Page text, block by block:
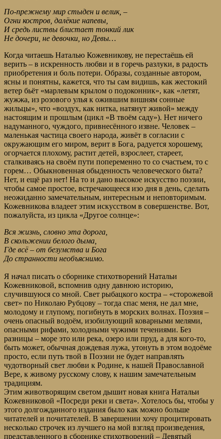
По-прежнему мир стыден и велик, –
Огни костров, далёкие напевы,
И средь листвы блистает тонкий лик
Не дочери, не девочки, но Девы…
Когда читаешь Наталью Кожевникову, не перестаёшь ей
верить – в искренность любви и в горечь разлуки, в радость
приобретения и боль потери. Образы, созданные автором,
ясны и понятны, кажется, что ты сам видишь, как жестокий
ветер бьёт «марлевым крылом о подоконник», как «летят,
жужжа, из розового улья к ожившим вишням сонные
жильцы», что «воздух, как нитка, натянут живой» между
настоящим и прошлым (цикл «В твоём саду»). Нет ничего
надуманного, чуждого, привнесённого извне. Человек –
маленькая частица своего народа, живёт в согласии с
окружающим его миром, верит в Бога, радуется хорошему,
огорчается плохому, растит детей, взрослеет, стареет,
сталкиваясь на своём пути попеременно то со счастьем, то с
горем… Обыкновенная обыденность человеческого быта?
Нет, и ещё раз нет! На то и дано высокое искусство поэзии,
чтобы самое простое, встречающееся изо дня в день, сделать
неожиданно замечательным, интересным и неповторимым.
Кожевникова владеет этим искусством в совершенстве. Вот,
пожалуйста, из цикла «Другое солнце»:
Вся жизнь, словно эта дорога,
В скольжении белого дыма,
Где всё – от безумства и Бога
До странности необъяснимо.
Я начал писать о сборнике стихотворений Натальи
Кожевниковой, вспомнив одну давнюю историю,
случившуюся со мной. Свет рыбацкого костра – «сторожевой
свет» по Николаю Рубцову – тогда спас меня, не дал мне,
молодому и глупому, погибнуть в морских волнах. Поэзия –
очень опасный водоём, изобилующий коварными мелями,
опасными рифами, холодными чужими течениями. Без
разницы – море это или река, озеро или пруд, а для кого-то,
быть может, обычная дождевая лужа, утонуть в этом водоёме
просто, если путь твой в Поэзии не будет направлять
чудотворный свет любви к Родине, к нашей Православной
Вере, к живому русскому слову, к нашим замечательным
традициям.
Этим животворящим светом дышит новая книга Натальи
Кожевниковой «Посреди реки и света». Хотелось бы, чтобы у
этого долгожданного издания было как можно больше
читателей и почитателей. В завершении хочу процитировать
несколько строчек из лучшего на мой взгляд произведения,
представленного в сборнике стихотворений – Девятый